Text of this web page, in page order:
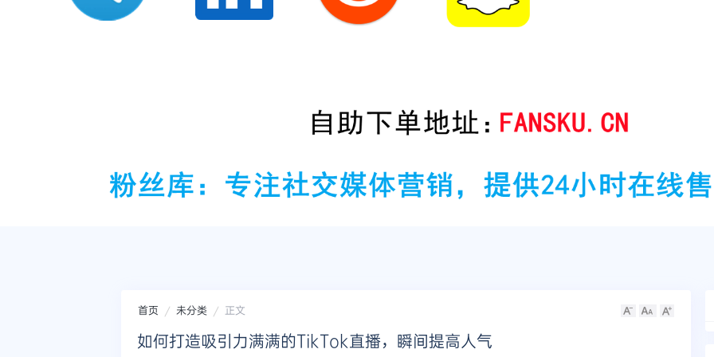
首页 未分类 正文
如何打造吸引力满满的TikTok直播，瞬间提高人气